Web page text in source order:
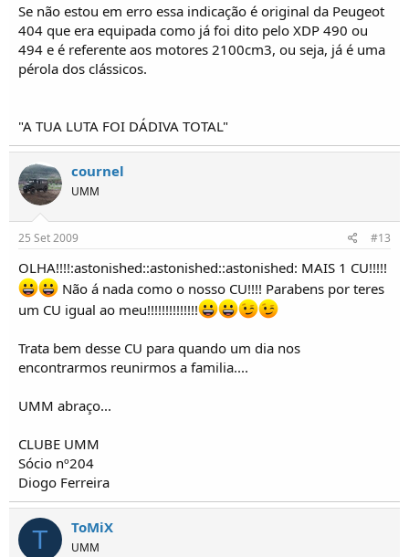
Se não estou em erro essa indicação é original da Peugeot
404 que era equipada como já foi dito pelo XDP 490 ou
494 e é referente aos motores 2100cm3, ou seja, já é uma
pérola dos clássicos.
"A TUA LUTA FOI DÁDIVA TOTAL"
cournel
UMM
25 Set 2009 #13
OLHA!!!!:astonished::astonished::astonished: MAIS 1 CU!!!!!
Não á nada como o nosso CU!!!! Parabens por teres
um CU igual ao meu!!!!!!!!!!!!!!
Trata bem desse CU para quando um dia nos
encontrarmos reunirmos a familia....
UMM abraço...
CLUBE UMM
Sócio nº204
Diogo Ferreira
T ToMiX
UMM